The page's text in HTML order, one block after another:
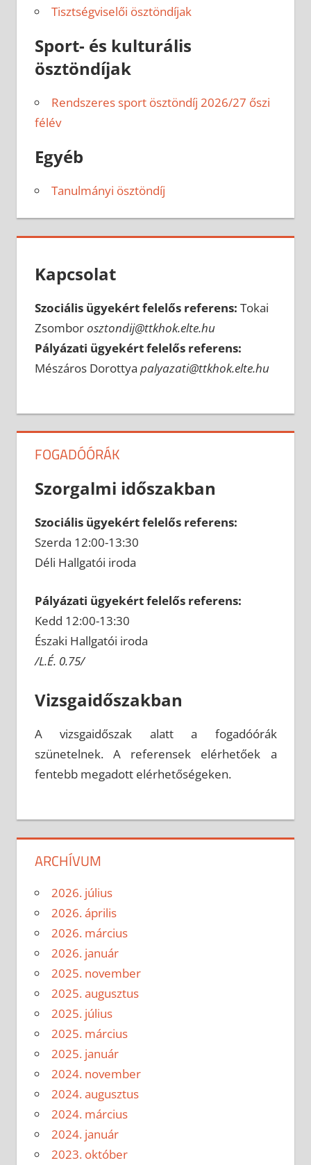
Tisztségviselői ösztöndíjak
Sport- és kulturális
ösztöndíjak
Rendszeres sport ösztöndíj 2026/27 őszi
félév
Egyéb
Tanulmányi ösztöndíj
Kapcsolat
Szociális ügyekért felelős referens: Tokai
Zsomborosztondij@ttkhok.elte.hu
Pályázati ügyekért felelős referens:
Mészáros Dorottya palyazati@ttkhok.elte.hu
FOGADÓÓRÁK
Szorgalmi időszakban
Szociális ügyekért felelős referens:
Szerda 12:00-13:30
Déli Hallgatói iroda
Pályázati ügyekért felelős referens:
Kedd 12:00-13:30
Északi Hallgatói iroda
/L.É. 0.75/
Vizsgaidőszakban
A vizsgaidőszak alatt a fogadóórák
szünetelnek. A referensek elérhetőek a
fentebb megadott elérhetőségeken.
ARCHÍVUM
2026. július
2026. április
2026. március
2026. január
2025. november
2025. augusztus
2025. július
2025. március
2025. január
2024. november
2024. augusztus
2024. március
2024. január
2023. október